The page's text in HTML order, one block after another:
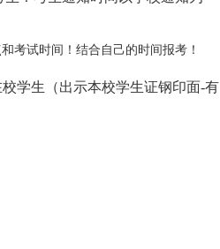
考试时间！结合自己的时间报考！
学生（出示本校学生证钢印面-有